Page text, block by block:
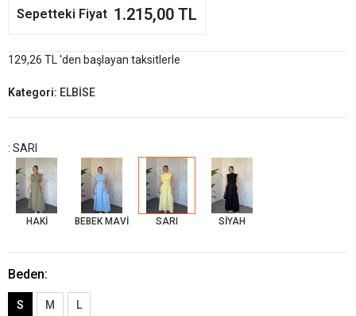
Sepetteki Fiyat 1.215,00 TL
129,26 TL 'den başlayan taksitlerle
Kategori: ELBİSE
: SARI
HAKİ BEBEK MAVİ SARI SİYAH
Beden:
S M L